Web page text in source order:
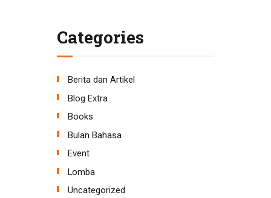
Categories
Berita dan Artikel
Blog Extra
Books
Bulan Bahasa
Event
Lomba
Uncategorized